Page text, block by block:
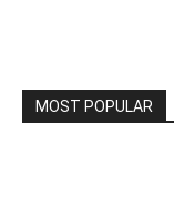
MOST POPULAR